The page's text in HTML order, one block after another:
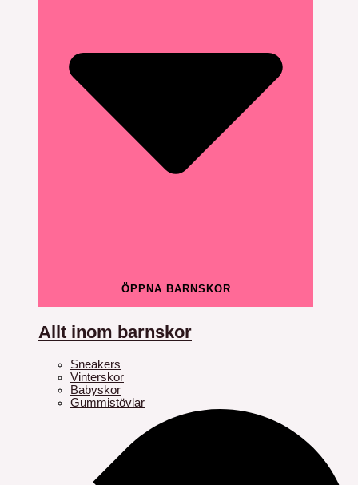
ÖPPNA BARNSKOR
Allt inom barnskor
Sneakers
Vinterskor
Babyskor
Gummistövlar